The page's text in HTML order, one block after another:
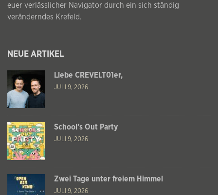
euer verlässlicher Navigator durch ein sich ständig
veränderndes Krefeld.
NEUE ARTIKEL
Liebe CREVELT01er,
JULI 9, 2026
School’s Out Party
JULI 9, 2026
Zwei Tage unter freiem Himmel
JULI 9, 2026